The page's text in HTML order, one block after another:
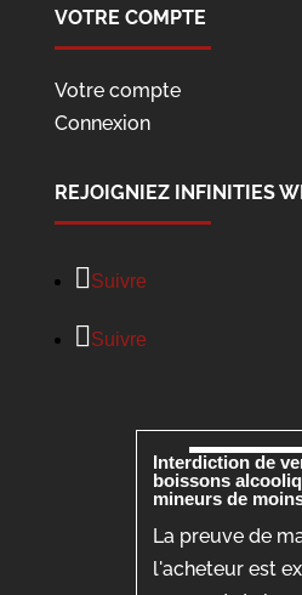
VOTRE COMPTE
Votre compte
Connexion
REJOIGNIEZ INFINITIES
Suivre
Suivre
Interdiction de
boissons
mineurs de
La preuve de
l'acheteur est